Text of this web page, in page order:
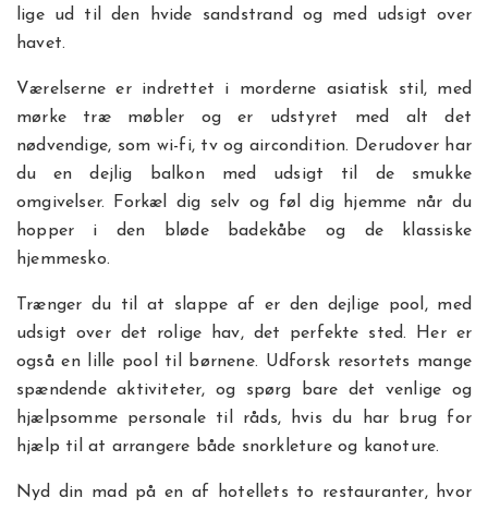
lige ud til den hvide sandstrand og med udsigt over
havet.
Værelserne er indrettet i morderne asiatisk stil, med
mørke træ møbler og er udstyret med alt det
nødvendige, som wi-fi, tv og aircondition. Derudover har
du en dejlig balkon med udsigt til de smukke
omgivelser. Forkæl dig selv og føl dig hjemme når du
hopper i den bløde badekåbe og de klassiske
hjemmesko.
Trænger du til at slappe af er den dejlige pool, med
udsigt over det rolige hav, det perfekte sted. Her er
også en lille pool til børnene. Udforsk resortets mange
spændende aktiviteter, og spørg bare det venlige og
hjælpsomme personale til råds, hvis du har brug for
hjælp til at arrangere både snorkleture og kanoture.
Nyd din mad på en af hotellets to restauranter, hvor